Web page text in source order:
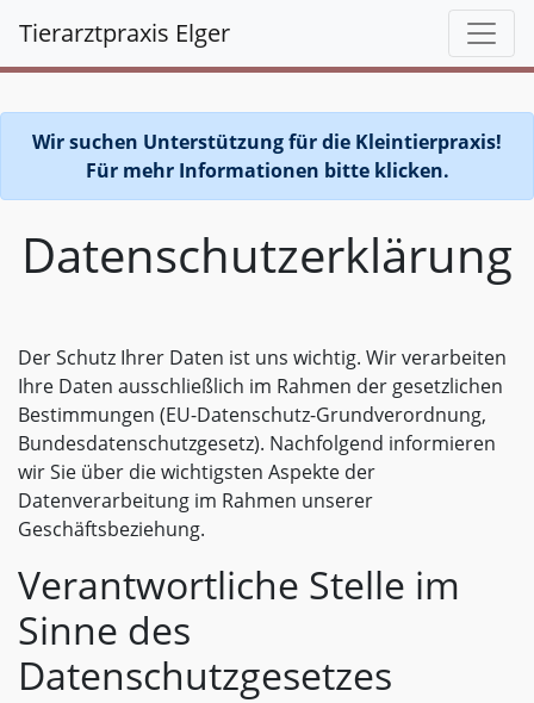
Tierarztpraxis Elger
Wir suchen Unterstützung für die Kleintierpraxis!
Für mehr Informationen bitte klicken.
Datenschutzerklärung
Der Schutz Ihrer Daten ist uns wichtig. Wir verarbeiten
Ihre Daten ausschließlich im Rahmen der gesetzlichen
Bestimmungen (EU-Datenschutz-Grundverordnung,
Bundesdatenschutzgesetz). Nachfolgend informieren
wir Sie über die wichtigsten Aspekte der
Datenverarbeitung im Rahmen unserer
Geschäftsbeziehung.
Verantwortliche Stelle im
Sinne des
Datenschutzgesetzes